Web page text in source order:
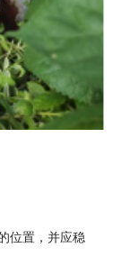
位置，并应稳